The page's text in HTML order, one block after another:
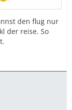
den flug nur
der reise. So